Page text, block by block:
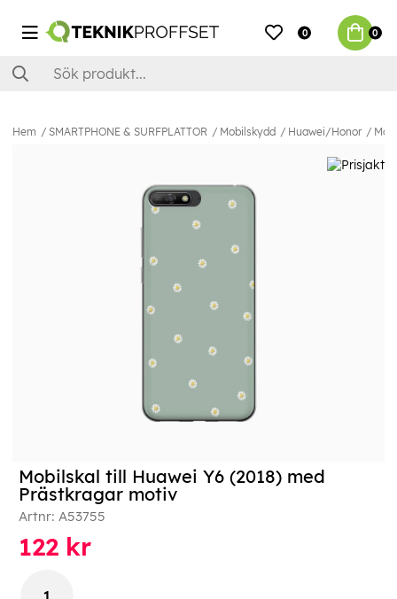
0 0
Hem SMARTPHONE & SURFPLATTOR Mobilskydd Huawei/Honor
Mobilskal till Huawei Y6 (2018) med
Prästkragar motiv
Artnr: A53755
122 kr